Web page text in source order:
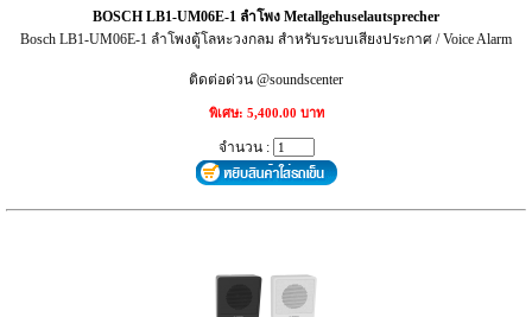
BOSCH LB1-UM06E-1 ลำโพง Metallgehuselautsprecher
Bosch LB1-UM06E-1 ลำโพงตู้โลหะวงกลม สำหรับระบบเสียงประกาศ / Voice Alarm
ติดต่อด่วน @soundscenter
พิเศษ: 5,400.00 บาท
จำนวน :